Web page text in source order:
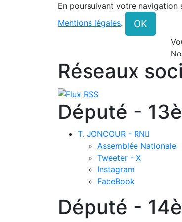
En poursuivant votre
Mentions légales. OK
Réseaux
Député -
T. JONCOUR - RN
Assemblée Nationale
Tweeter - X
Instagram
FaceBook
Député -